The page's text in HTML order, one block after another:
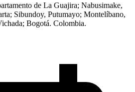
de La Guajira; Nabusimake,
Sibundoy, Putumayo; Montelíbano,
Bogotá. Colombia.